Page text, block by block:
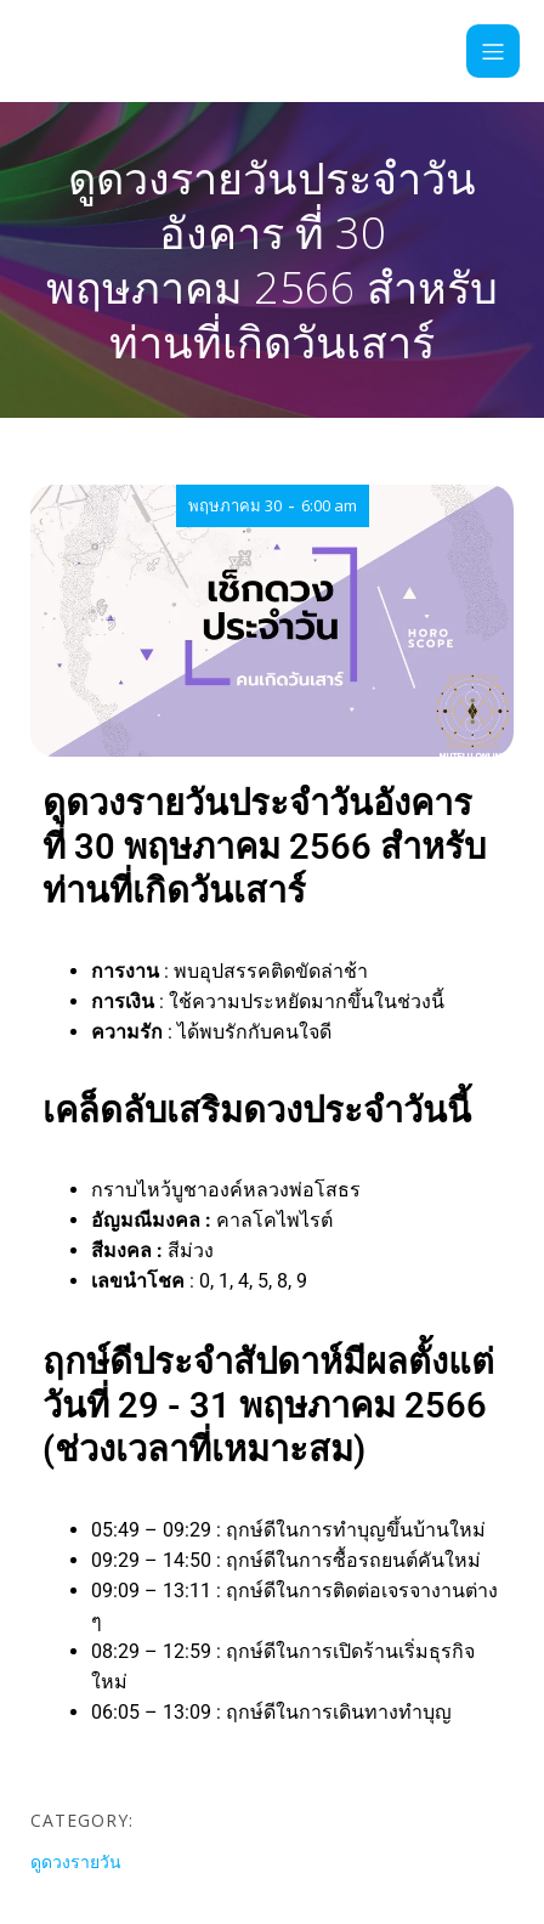
ดูดวงรายวันประจำวัน
อังคาร ที่ 30
พฤษภาคม 2566 สำหรับ
ท่านที่เกิดวันเสาร์
พฤษภาคม 30 - 6:00 am
ดูดวงรายวันประจำวันอังคาร
ที่ 30 พฤษภาคม 2566 สำหรับ
ท่านที่เกิดวันเสาร์
การงาน : พบอุปสรรคติดขัดล่าช้า
การเงิน : ใช้ความประหยัดมากขึ้นในช่วงนี้
ความรัก : ได้พบรักกับคนใจดี
เคล็ดลับเสริมดวงประจำวันนี้
กราบไหว้บูชาองค์หลวงพ่อโสธร
อัญมณีมงคล : คาลโคไพไรต์
สีมงคล : สีม่วง
เลขนำโชค : 0, 1, 4, 5, 8, 9
ฤกษ์ดีประจำสัปดาห์มีผลตั้งแต่
วันที่ 29 - 31 พฤษภาคม 2566
(ช่วงเวลาที่เหมาะสม)
05:49 – 09:29 : ฤกษ์ดีในการทำบุญขึ้นบ้านใหม่
09:29 – 14:50 : ฤกษ์ดีในการซื้อรถยนต์คันใหม่
09:09 – 13:11 : ฤกษ์ดีในการติดต่อเจรจางานต่าง
ๆ
08:29 – 12:59 : ฤกษ์ดีในการเปิดร้านเริ่มธุรกิจ
ใหม่
06:05 – 13:09 : ฤกษ์ดีในการเดินทางทำบุญ
CATEGORY:
ดูดวงรายวัน